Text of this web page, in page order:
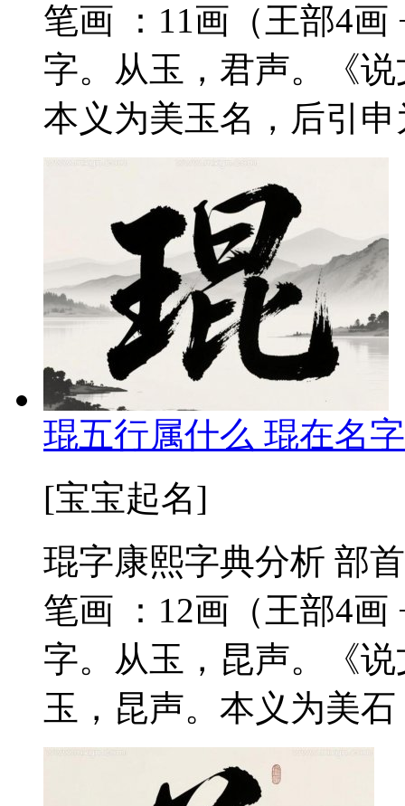
笔画 ：11画（王部4
字。从玉，君声。《
本义为美玉名，后引
琨五行属什么 琨在名
[宝宝起名]
琨字康熙字典分析 部
笔画 ：12画（王部4
字。从玉，昆声。《
玉，昆声。本义为美